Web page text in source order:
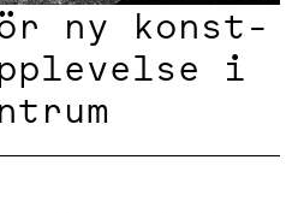
ny konst-
i